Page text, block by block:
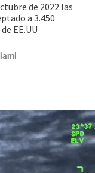
de 2022 las
a 3.450
EE.UU